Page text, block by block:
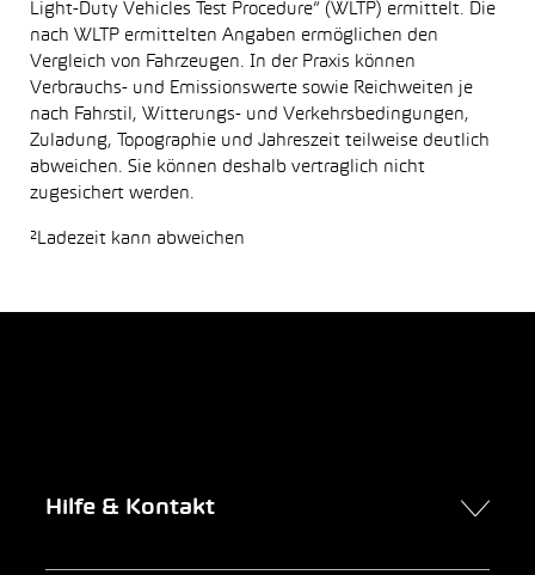
Light-Duty Vehicles Test Procedure“ (WLTP) ermittelt. Die
nach WLTP ermittelten Angaben ermöglichen den
Vergleich von Fahrzeugen. In der Praxis können
Verbrauchs- und Emissionswerte sowie Reichweiten je
nach Fahrstil, Witterungs- und Verkehrsbedingungen,
Zuladung, Topographie und Jahreszeit teilweise deutlich
abweichen. Sie können deshalb vertraglich nicht
zugesichert werden.
²Ladezeit kann abweichen
Hilfe & Kontakt